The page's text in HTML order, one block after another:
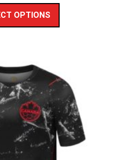
OPTIONS